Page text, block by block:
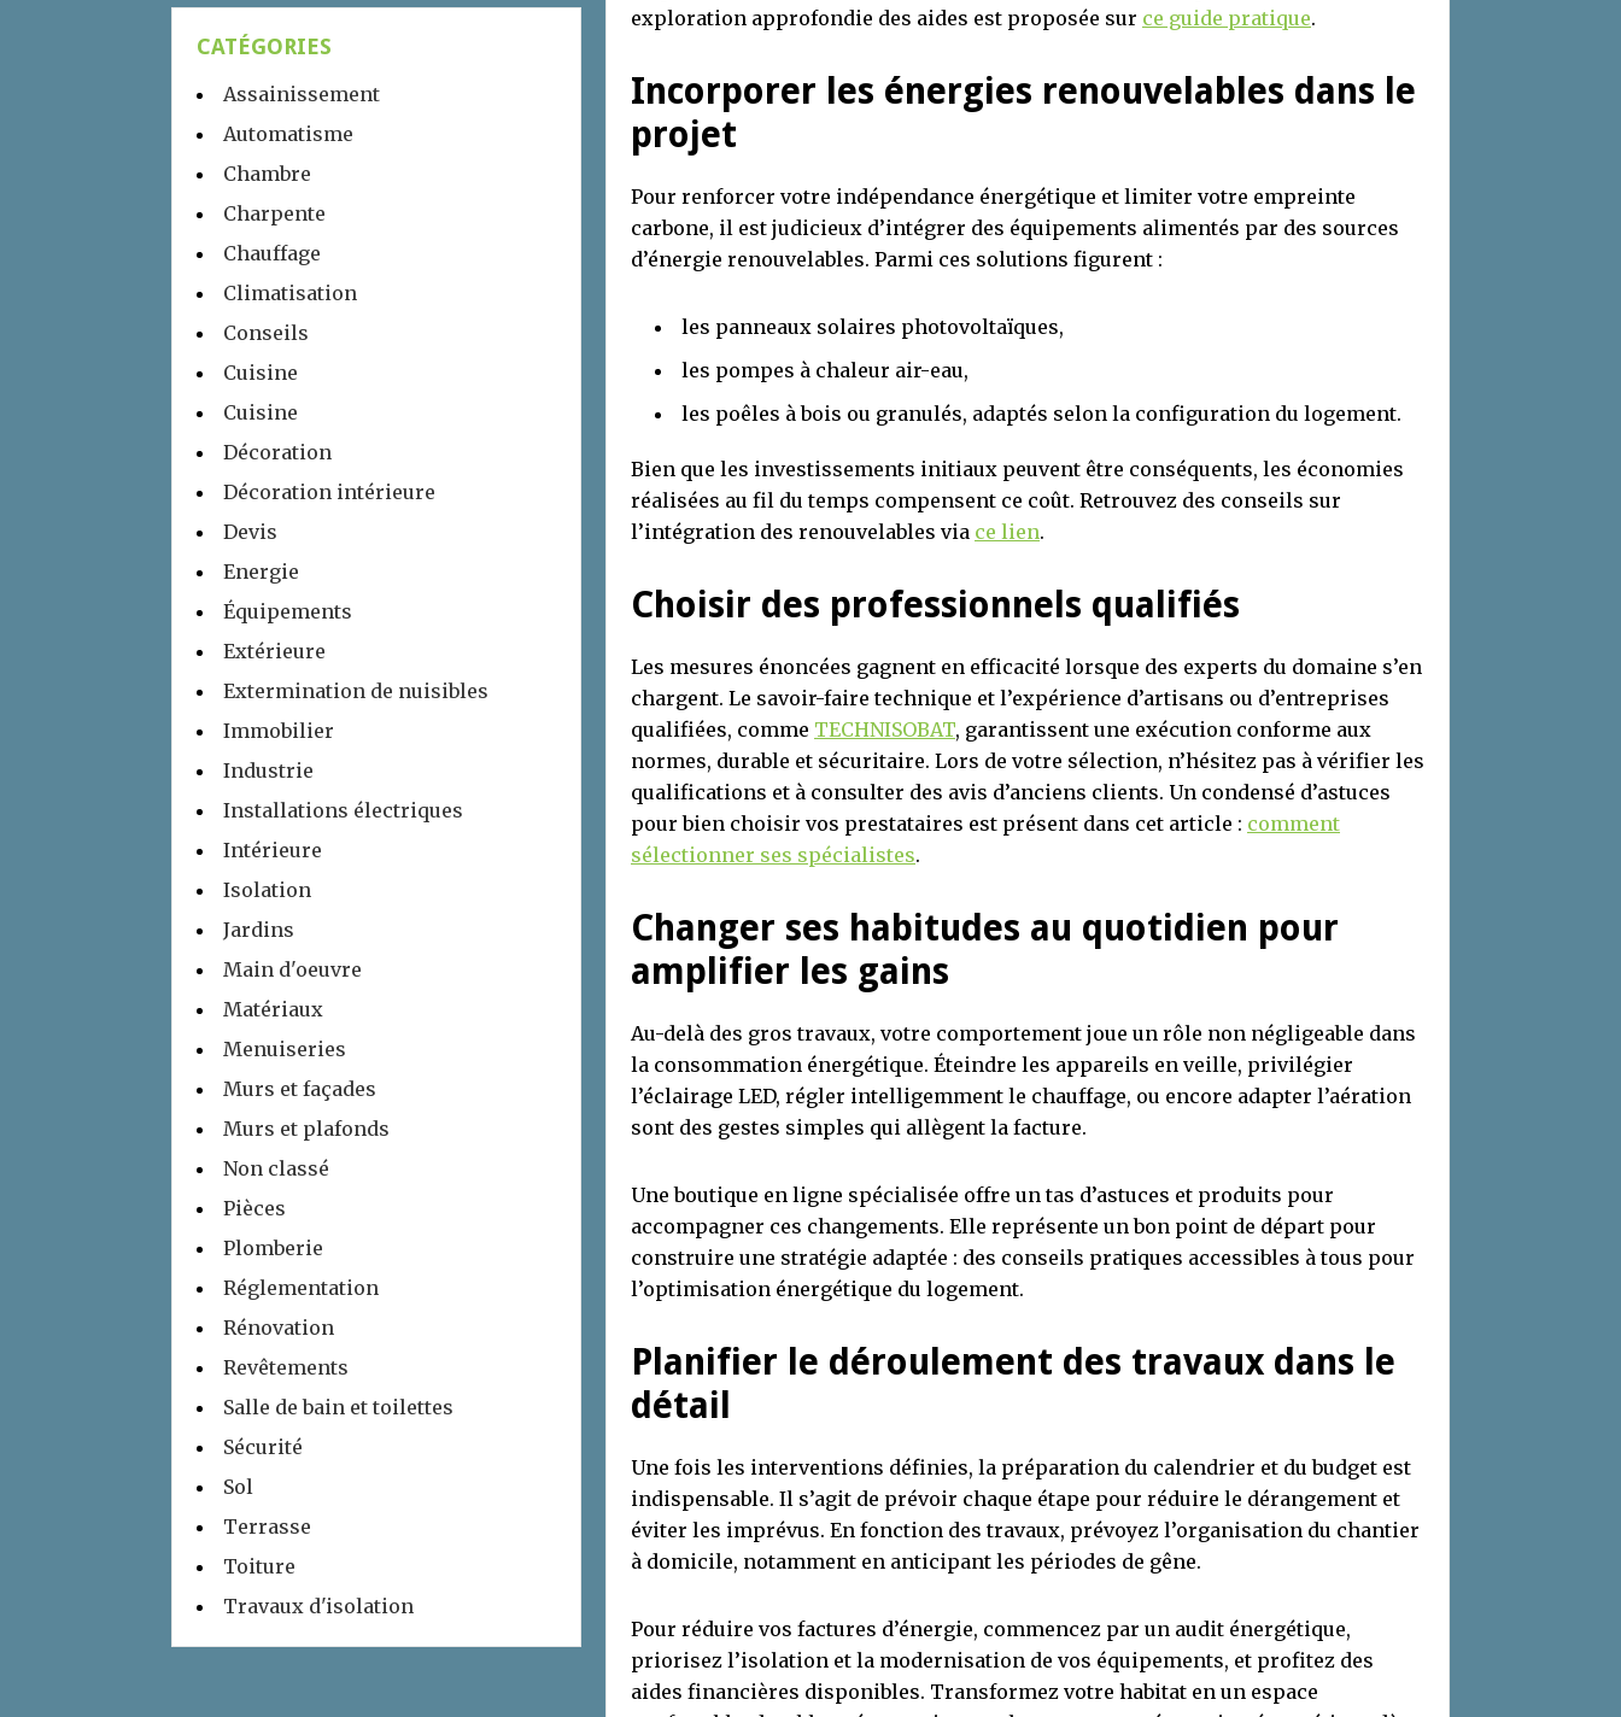
exploration approfondie des aides est proposée sur ce guide pratique.
Incorporer les énergies renouvelables dans le
projet
Pour renforcer votre indépendance énergétique et limiter votre empreinte
carbone, il est judicieux d’intégrer des équipements alimentés par des sources
d’énergie renouvelables. Parmi ces solutions figurent :
les panneaux solaires photovoltaïques,
les pompes à chaleur air-eau,
les poêles à bois ou granulés, adaptés selon la configuration du logement.
Bien que les investissements initiaux peuvent être conséquents, les économies
réalisées au fil du temps compensent ce coût. Retrouvez des conseils sur
l’intégration des renouvelables via ce lien.
Choisir des professionnels qualifiés
Les mesures énoncées gagnent en efficacité lorsque des experts du domaine s’en
chargent. Le savoir-faire technique et l’expérience d’artisans ou d’entreprises
qualifiées, comme TECHNISOBAT, garantissent une exécution conforme aux
normes, durable et sécuritaire. Lors de votre sélection, n’hésitez pas à vérifier les
qualifications et à consulter des avis d’anciens clients. Un condensé d’astuces
pour bien choisir vos prestataires est présent dans cet article : comment
sélectionner ses spécialistes.
Changer ses habitudes au quotidien pour
amplifier les gains
Au-delà des gros travaux, votre comportement joue un rôle non négligeable dans
la consommation énergétique. Éteindre les appareils en veille, privilégier
l’éclairage LED, régler intelligemment le chauffage, ou encore adapter l’aération
sont des gestes simples qui allègent la facture.
Une boutique en ligne spécialisée offre un tas d’astuces et produits pour
accompagner ces changements. Elle représente un bon point de départ pour
construire une stratégie adaptée : des conseils pratiques accessibles à tous pour
l’optimisation énergétique du logement.
Planifier le déroulement des travaux dans le
détail
Une fois les interventions définies, la préparation du calendrier et du budget est
indispensable. Il s’agit de prévoir chaque étape pour réduire le dérangement et
éviter les imprévus. En fonction des travaux, prévoyez l’organisation du chantier
à domicile, notamment en anticipant les périodes de gêne.
Pour réduire vos factures d’énergie, commencez par un audit énergétique,
priorisez l’isolation et la modernisation de vos équipements, et profitez des
aides financières disponibles. Transformez votre habitat en un espace
CATÉGORIES
Assainissement
Automatisme
Chambre
Charpente
Chauffage
Climatisation
Conseils
Cuisine
Cuisine
Décoration
Décoration intérieure
Devis
Energie
Équipements
Extérieure
Extermination de nuisibles
Immobilier
Industrie
Installations électriques
Intérieure
Isolation
Jardins
Main d'oeuvre
Matériaux
Menuiseries
Murs et façades
Murs et plafonds
Non classé
Pièces
Plomberie
Réglementation
Rénovation
Revêtements
Salle de bain et toilettes
Sécurité
Sol
Terrasse
Toiture
Travaux d'isolation